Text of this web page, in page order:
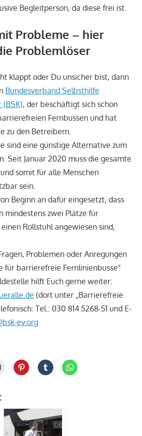
Begleitperson, da diese frei ist.
Probleme – hier
Problemlöser
klappt oder Du unsicher bist, dann
Bundesverband Selbsthilfe
, der beschäftigt sich schon
Fernbussen und hat
zu den Betreibern.
sind eine günstige Alternative zum
Seit Januar 2020 muss die gesamte
somit für alle Menschen
sein.
Beginn an dafür eingesetzt, dass
mindestens zwei Plätze für
Rollstuhl angewiesen sind,
Problemen oder Anregungen
für barrierefreie Fernlinienbusse“
hilft Euch gerne weiter:
(dort unter „Barrierefreie
Tel.: 030 814 5268-51 und E-
ev.org